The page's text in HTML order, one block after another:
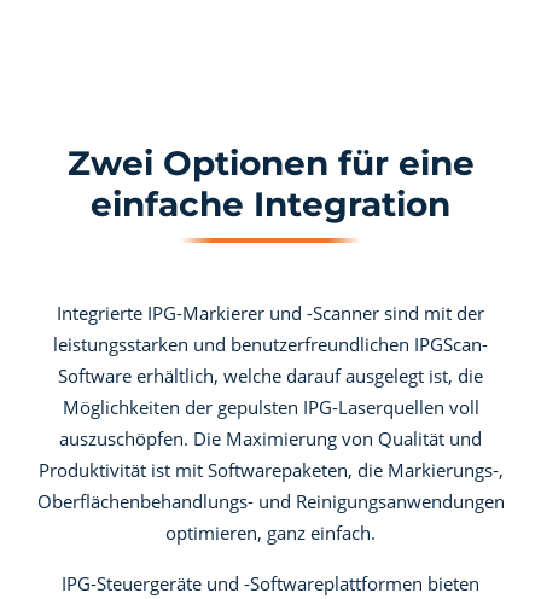
Zwei Optionen für eine
einfache Integration
Integrierte IPG-Markierer und -Scanner sind mit der
leistungsstarken und benutzerfreundlichen IPGScan-
Software erhältlich, welche darauf ausgelegt ist, die
Möglichkeiten der gepulsten IPG-Laserquellen voll
auszuschöpfen. Die Maximierung von Qualität und
Produktivität ist mit Softwarepaketen, die Markierungs-,
Oberflächenbehandlungs- und Reinigungsanwendungen
optimieren, ganz einfach.
IPG-Steuergeräte und -Softwareplattformen bieten